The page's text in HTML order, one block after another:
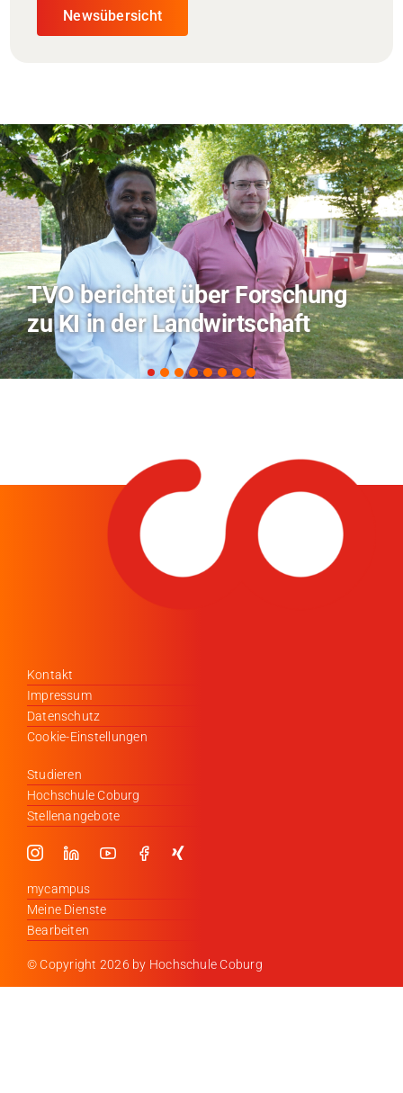
Newsübersicht
Hitze-Aktionstag:
Coburg im Radio
Kontakt
Impressum
Datenschutz
Cookie-Einstellungen
Studieren
Hochschule Coburg
Stellenangebote
mycampus
Meine Dienste
Bearbeiten
© Copyright 2026 by Hochschule Coburg